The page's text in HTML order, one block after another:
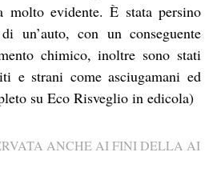
evidente. È stata persino
un’auto, con un conseguente
chimico, inoltre sono stati
e strani come asciugamani ed
su Eco Risveglio in edicola)
ANCHE AI FINI DELLA AI